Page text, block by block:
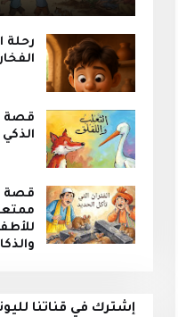
رحلة
قصة
الذكي
قصة
إشترك في قناتنا